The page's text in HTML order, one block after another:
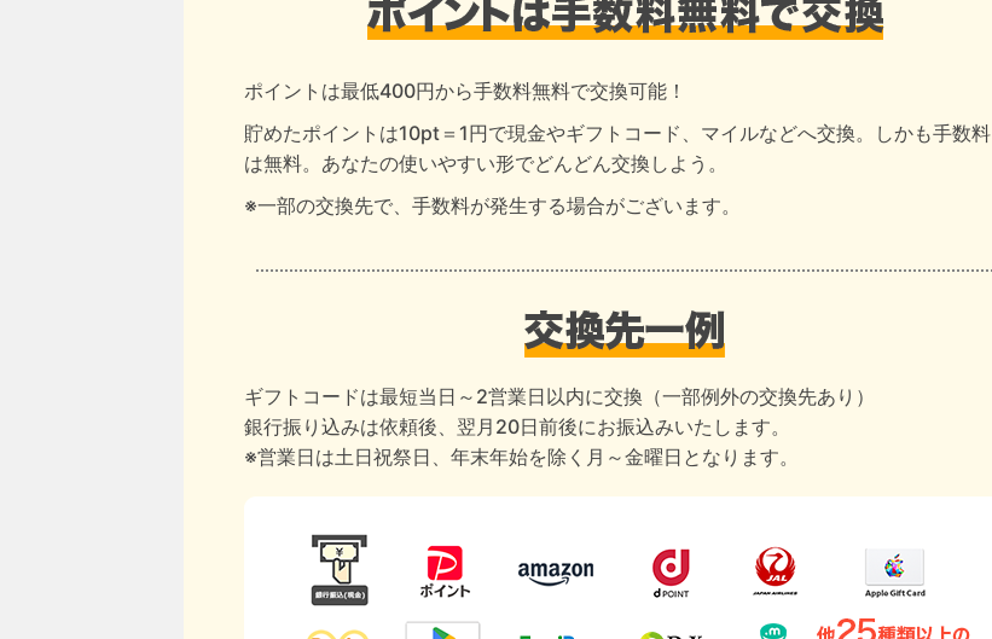
ポイントは最低400円から手数料無料で交換可能！
貯めたポイントは10pt＝1円で現金やギフトコード、マイルなどへ交換。しかも手数料
は無料。あなたの使いやすい形でどんどん交換しよう。
※一部の交換先で、手数料が発生する場合がございます。
ギフトコードは最短当日～2営業日以内に交換（一部例外の交換先あり）
銀行振り込みは依頼後、翌月20日前後にお振込みいたします。
※営業日は土日祝祭日、年末年始を除く月～金曜日となります。